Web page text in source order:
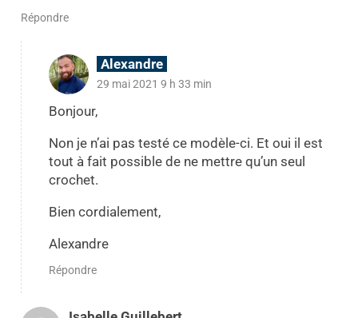
Répondre
Alexandre
29 mai 2021 9 h 33 min
Bonjour,
Non je n’ai pas testé ce modèle-ci. Et oui il est
tout à fait possible de ne mettre qu’un seul
crochet.
Bien cordialement,
Alexandre
Répondre